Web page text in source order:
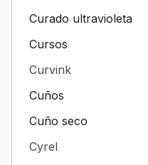
Curado ultravioleta
Cursos
Curvink
Cuños
Cuño seco
Cyrel